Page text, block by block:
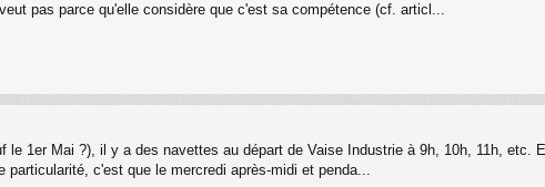
pas parce qu'elle considère que c'est sa compétence (cf. articl...
le 1er Mai ?), il y a des navettes au départ de Vaise Industrie à 9h, 10h, 11h, etc.
c'est que le mercredi après-midi et penda...